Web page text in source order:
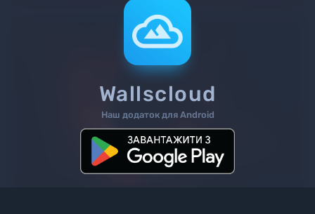
/ 347
Wallscloud
Наш додаток для Android